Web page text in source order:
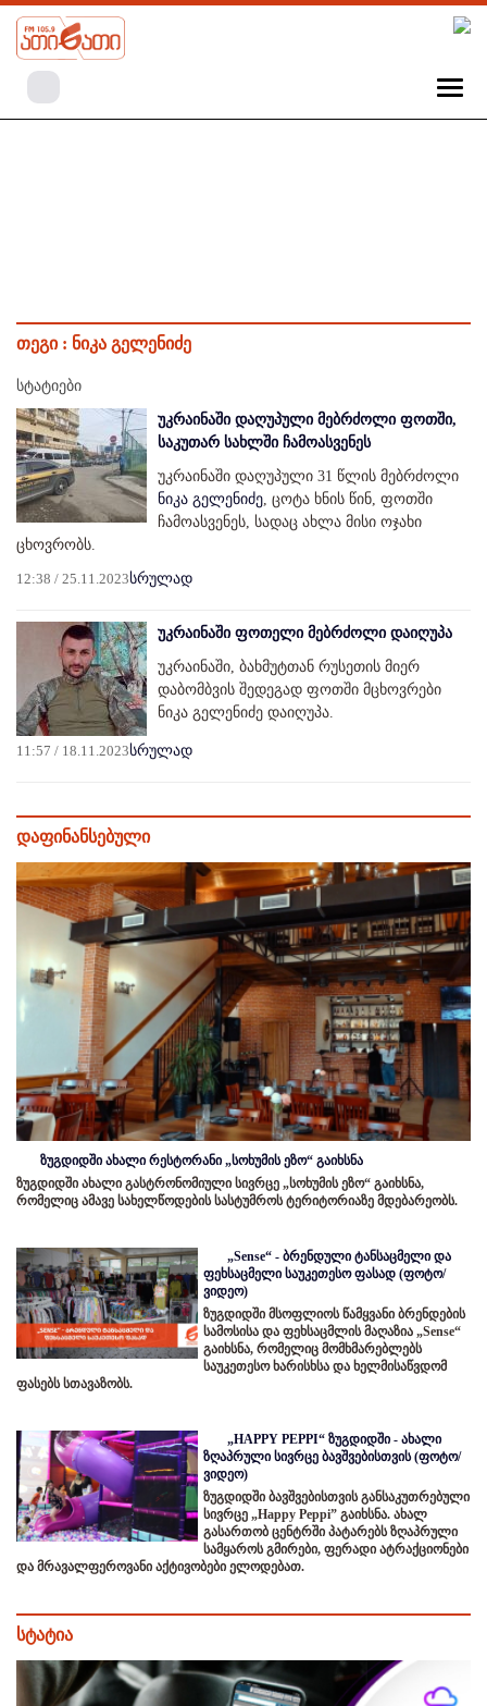
თეგი : ნიკა გელენიძე
სტატიები
უკრაინაში დაღუპული მებრძოლი ფოთში,
საკუთარ სახლში ჩამოასვენეს
უკრაინაში დაღუპული 31 წლის მებრძოლი
ნიკა გელენიძე, ცოტა ხნის წინ, ფოთში
ჩამოასვენეს, სადაც ახლა მისი ოჯახი
ცხოვრობს.
12:38 / 25.11.2023სრულად
უკრაინაში ფოთელი მებრძოლი დაიღუპა
უკრაინაში, ბახმუტთან რუსეთის მიერ
დაბომბვის შედეგად ფოთში მცხოვრები
ნიკა გელენიძე დაიღუპა.
11:57 / 18.11.2023სრულად
დაფინანსებული
ზუგდიდში ახალი რესტორანი „სოხუმის ეზო“ გაიხსნა
ზუგდიდში ახალი გასტრონომიული სივრცე „სოხუმის ეზო“ გაიხსნა,
რომელიც ამავე სახელწოდების სასტუმროს ტერიტორიაზე მდებარეობს.
„Sense“ - ბრენდული ტანსაცმელი და
ფეხსაცმელი საუკეთესო ფასად (ფოტო/
ვიდეო)
ზუგდიდში მსოფლიოს წამყვანი ბრენდების
სამოსისა და ფეხსაცმლის მაღაზია „Sense“
გაიხსნა, რომელიც მომხმარებლებს
საუკეთესო ხარისხსა და ხელმისაწვდომ
ფასებს სთავაზობს.
„HAPPY PEPPI“ ზუგდიდში - ახალი
ზღაპრული სივრცე ბავშვებისთვის (ფოტო/
ვიდეო)
ზუგდიდში ბავშვებისთვის განსაკუთრებული
სივრცე „Happy Peppi” გაიხსნა. ახალ
გასართობ ცენტრში პატარებს ზღაპრული
სამყაროს გმირები, ფერადი ატრაქციონები
და მრავალფეროვანი აქტივობები ელოდებათ.
სტატია